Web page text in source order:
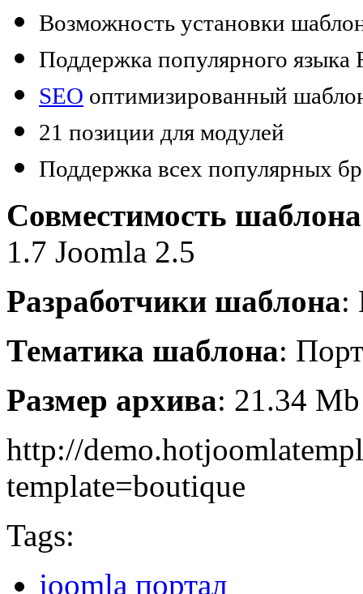
Возможность установки
Поддержка популярного языка
SEO оптимизированный
21 позиции для модулей
Поддержка всех популярных
Совместимость шаблона
1.7 Joomla 2.5
Разработчики шаблона:
Тематика шаблона:
Размер архива: 21.34 Mb
http://
template=boutique
Tags:
joomla портал